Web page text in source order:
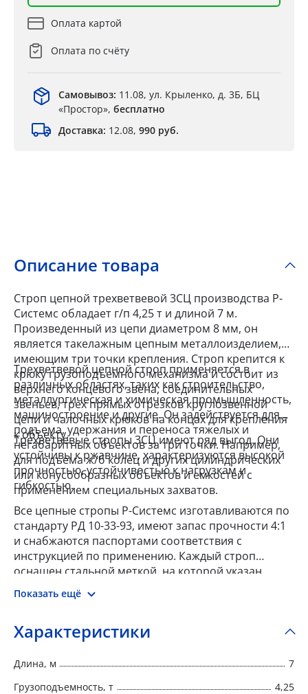
Оплата картой
Оплата по счёту
Самовывоз: 11.08, ул. Крыленко, д. 3Б, БЦ
«Простор», бесплатно
Доставка: 12.08, 990 руб.
Описание товара
Строп цепной трехветвевой 3СЦ производства Р-
Системс обладает г/п 4,25 т и длиной 7 м.
Произведенный из цепи диаметром 8 мм, он
является такелажным цепным металлоизделием,
имеющим три точки крепления. Строп крепится к
крюку грузоподъемного механизма и состоит из
верхнего концевого звена, соединительных
звеньев, трех прямых отрезков круглозвенной
цепи и чалочных крюков на концах для крепления
к объекту.
Трехветвевой цепной строп применяется в
различных областях, таких как строительство,
металлургическая и химическая промышленность,
машиностроение и другие. Он задействуется для
подъема, удержания и переноса тяжелых и
негабаритных объектов за три точки. Например,
для подъема ж/б колец и других цилиндрических
или конусообразных объектов и емкостей с
применением специальных захватов.
Трехветвевые стропы 3СЦ имеют ряд выгод. Они
устойчивы к ржавчине, характеризуются высокой
прочностью, устойчивостью к нагрузкам и
гибкостью.
Все цепные стропы Р-Системс изготавливаются по
стандарту РД 10-33-93, имеют запас прочности 4:1
и снабжаются паспортами соответствия с
инструкцией по применению. Каждый строп
оснащен стальной меткой, на которой указан
номер, тип, г/п, длина, запас прочности, дата
производства и наименование производителя.
Показать ещё
Характеристики
Длина, м
7
Грузоподъемность, т
4,25